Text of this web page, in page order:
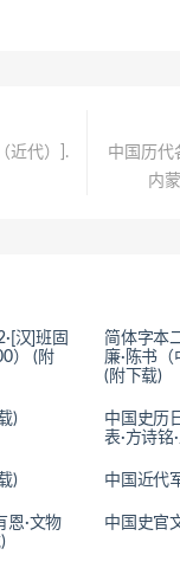
近代）].
中国历代
内
汉]班固
） (附
简体字本
廉·陈书（
(附下载)
)
中国史历
表·方诗铭
) 中国近代
恩·文物
中国史官